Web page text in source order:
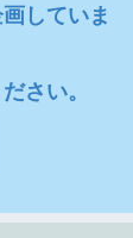
していま
さい。